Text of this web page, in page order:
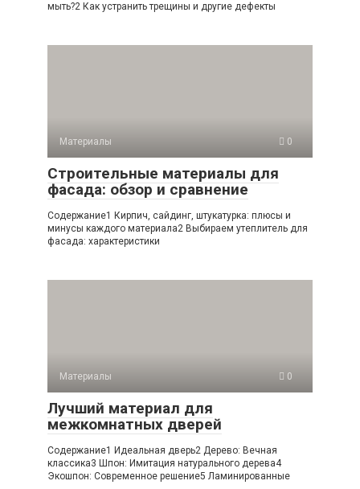
мыть?2 Как устранить трещины и другие дефекты
Материалы 0
Строительные материалы для
фасада: обзор и сравнение
Содержание1 Кирпич, сайдинг, штукатурка: плюсы и
минусы каждого материала2 Выбираем утеплитель для
фасада: характеристики
Материалы 0
Лучший материал для
межкомнатных дверей
Содержание1 Идеальная дверь2 Дерево: Вечная
классика3 Шпон: Имитация натурального дерева4
Экошпон: Современное решение5 Ламинированные